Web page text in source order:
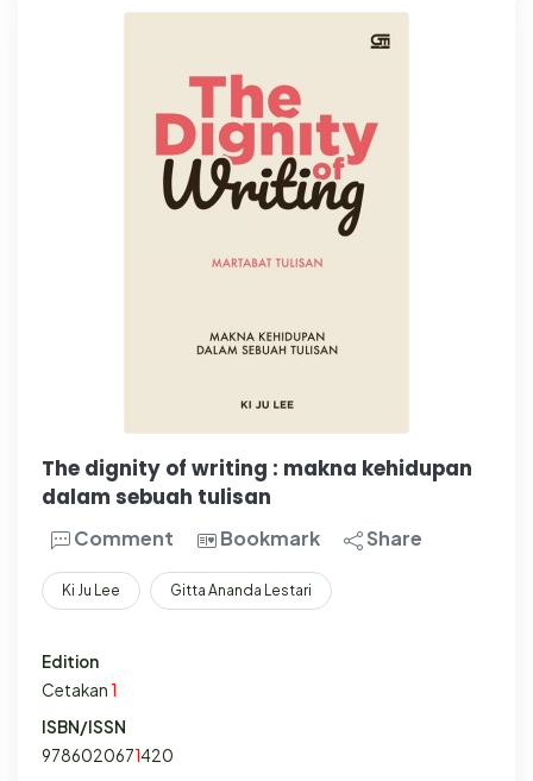
The dignity of writing : makna kehidupan
dalam sebuah tulisan
Comment Bookmark Share
Ki Ju Lee Gitta Ananda Lestari
Edition
Cetakan 1
ISBN/ISSN
9786020671420